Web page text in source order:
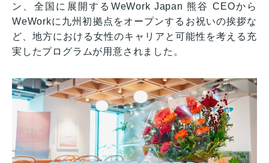
ン、全国に展開するWeWork Japan 熊谷 CEOから
WeWorkに九州初拠点をオープンするお祝いの挨拶な
ど、地方における女性のキャリアと可能性を考える充
実したプログラムが用意されました。